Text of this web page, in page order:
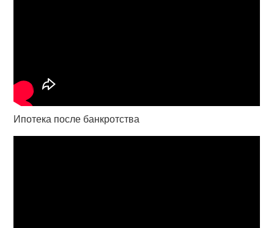
Ипотека после банкротства